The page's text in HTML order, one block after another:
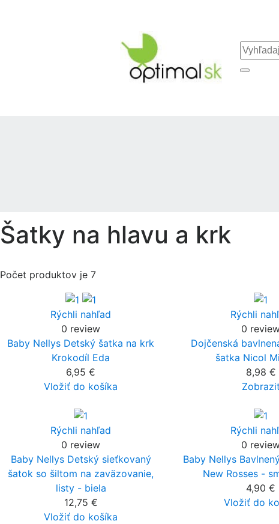
Šatky na hlavu a krk
Počet produktov je 7
Rýchli nahľad
0 review
Baby Nellys Detský šatka na krk
Krokodíl Eda
6,95 €
Vložiť do košíka
Rýchli
0
Dojčenská
šatka Nicol
8,98 €
Rýchli nahľad
0 review
Baby Nellys Detský sieťkovaný
šatok so šiltom na zaväzovanie,
listy - biela
12,75 €
Vložiť do košíka
Rýchli
0
Baby Nellys
New Rosses -
4,90 €
Vložiť do